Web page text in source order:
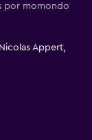
por momondo
Appert,